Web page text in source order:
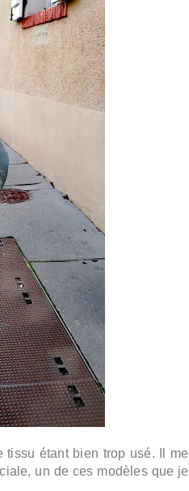
étant bien trop usé. Il me
un de ces modèles que je